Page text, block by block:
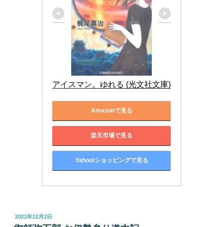
アイスマン。ゆれる (光文社文庫)
Amazonで見る
楽天市場で見る
Yahoo!ショッピングで見る
投
稿
2021年12月2日